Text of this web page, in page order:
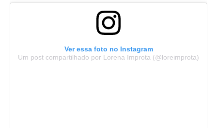
Ver essa foto no Instagram
Um post compartilhado por Lorena Improta (@loreimprota)